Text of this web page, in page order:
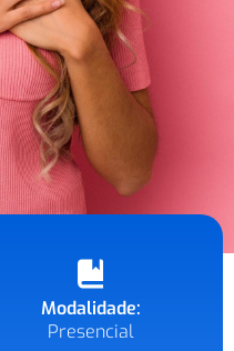
Modalidade:
Presencial